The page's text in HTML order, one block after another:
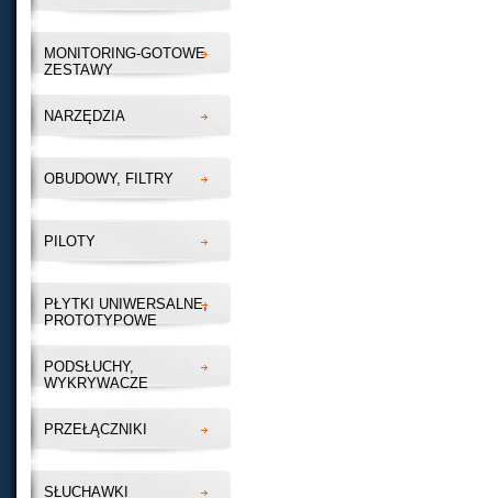
MONITORING-GOTOWE
ZESTAWY
NARZĘDZIA
OBUDOWY, FILTRY
PILOTY
PŁYTKI UNIWERSALNE,
PROTOTYPOWE
PODSŁUCHY,
WYKRYWACZE
PRZEŁĄCZNIKI
SŁUCHAWKI